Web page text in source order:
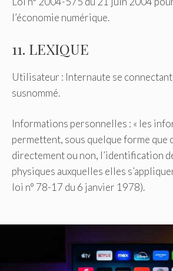
l’économie numérique.
11. LEXIQUE
Utilisateur : Internaute se
susnommé.
Informations personnelles : « les
permettent, sous quelque forme que
directement ou non, l’identification
physiques auxquelles elles
loi n° 78-17 du 6 janvier 1978).